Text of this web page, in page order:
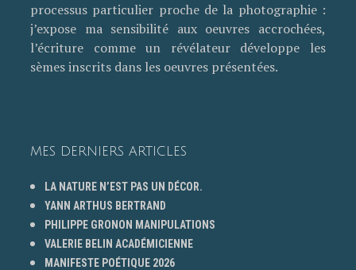
processus particulier proche de la photographie :
j’expose ma sensibilité aux oeuvres accrochées,
l’écriture comme un révélateur développe les
sèmes inscrits dans les oeuvres présentées.
MES DERNIERS ARTICLES
LA NATURE N’EST PAS UN DÉCOR.
YANN ARTHUS BERTRAND
PHILIPPE GRONON MANIPULATIONS
VALERIE BELIN ACADÉMICIENNE
MANIFESTE POÉTIQUE 2026